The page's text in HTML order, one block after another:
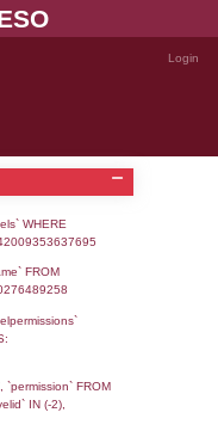
FROM `userlevels`
`userlevelname`